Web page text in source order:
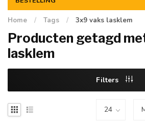
Home / Tags / 3x9 vaks lasklem
Producten getagd
lasklem
Filters